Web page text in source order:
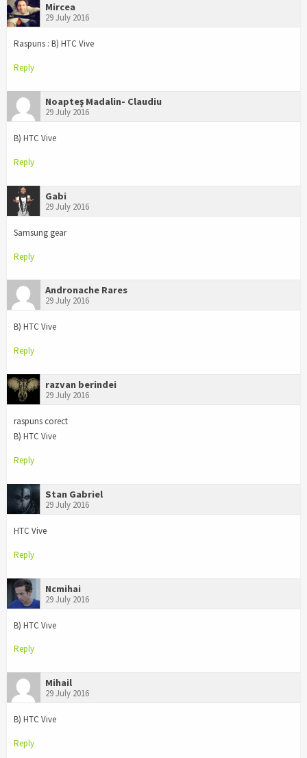
Mircea
29 July 2016
Raspuns : B) HTC Vive
Reply
Noapteş Madalin- Claudiu
29 July 2016
B) HTC Vive
Reply
Gabi
29 July 2016
Samsung gear
Reply
Andronache Rares
29 July 2016
B) HTC Vive
Reply
razvan berindei
29 July 2016
raspuns corect
B) HTC Vive
Reply
Stan Gabriel
29 July 2016
HTC Vive
Reply
Ncmihai
29 July 2016
B) HTC Vive
Reply
Mihail
29 July 2016
B) HTC Vive
Reply